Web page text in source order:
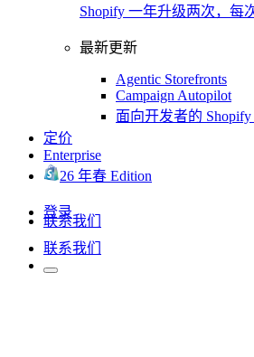
Shopify 一年升级两次，每
最新更新
Agentic Storefronts
Campaign Autopilot
面向开发者的
定价
Enterprise
26 年春 Edition
登录
联系我们
联系我们